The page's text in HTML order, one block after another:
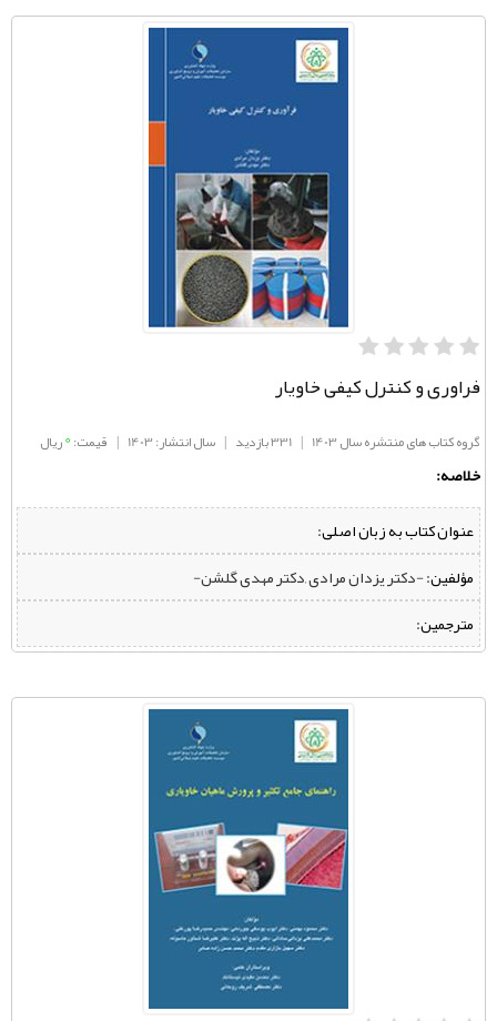
فراوری و کنترل کیفی خاویار
گروه کتاب های منتشره سال 1403 | 331 بازدید | سال انتشار: 1403 | قیمت:0ریال
خلاصه:
عنوان کتاب به زبان اصلی:
مؤلفین:‌ -دکتر یزدان مرادی ,دکتر مهدی گلشن-
مترجمین: